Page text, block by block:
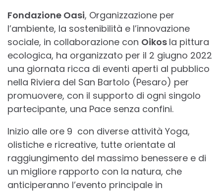
Fondazione Oasi, Organizzazione per
l’ambiente, la sostenibilità e l’innovazione
sociale, in collaborazione con Oikos la pittura
ecologica, ha organizzato per il 2 giugno 2022
una giornata ricca di eventi aperti al pubblico
nella Riviera del San Bartolo (Pesaro) per
promuovere, con il supporto di ogni singolo
partecipante, una Pace senza confini.
Inizio alle ore 9 con diverse attività Yoga,
olistiche e ricreative, tutte orientate al
raggiungimento del massimo benessere e di
un migliore rapporto con la natura, che
anticiperanno l’evento principale in